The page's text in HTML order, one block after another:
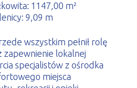
1147,00 m²
9,09 m
wszystkim pełnił rolę
zapewnienie lokalnej
specjalistów z ośrodka
miejsca